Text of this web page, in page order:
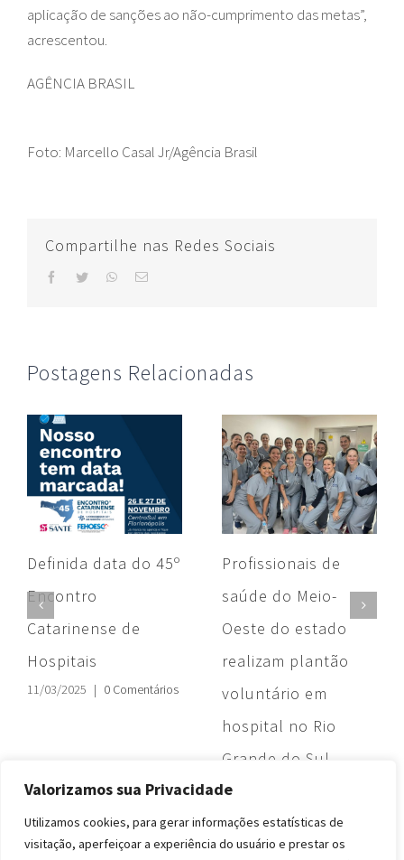
Valorizamos sua Privacidade
Utilizamos cookies, para gerar informações estatísticas de
visitação, aperfeiçoar a experiência do usuário e prestar os
aplicação de sanções ao não-cumprimento das metas”,
acrescentou.
AGÊNCIA BRASIL
Foto: Marcello Casal Jr/Agência Brasil
Compartilhe nas Redes Sociais
facebooktwitterwhatsapp
Postagens Relacionadas
Definida data do 45º
Encontro
Catarinense de
Hospitais
11/03/2025 | 0 Comentários
Profissionais de
saúde do Meio-
Oeste do estado
realizam plantão
voluntário em
hospital no Rio
Grande do Sul
24/05/2024